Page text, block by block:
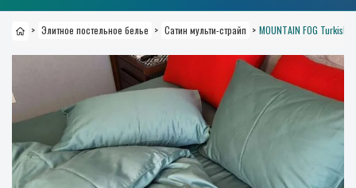
> Элитное постельное белье > Сатин мульти-страйп > MOUNTAIN FOG Turkish